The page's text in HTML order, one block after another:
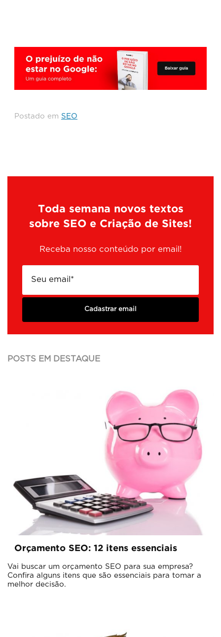
Postado em SEO
Toda semana novos textos
sobre SEO e Criação de Sites!
Receba nosso conteúdo por email!
Cadastrar email
POSTS EM DESTAQUE
Orçamento SEO: 12 itens essenciais
Vai buscar um orçamento SEO para sua empresa?
Confira alguns itens que são essenciais para tomar a
melhor decisão.